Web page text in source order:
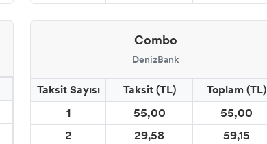
Combo
DenizBank
Taksit Sayısı Taksit (TL)
Toplam (TL)
1
55,00
55,00
2
29,58
59,15